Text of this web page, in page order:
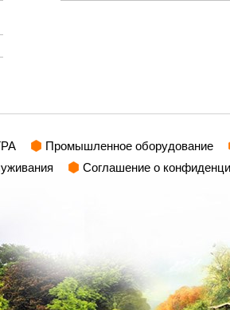
Промышленное оборудование
Соглашение о